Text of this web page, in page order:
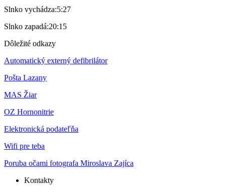
Slnko vychádza:5:27
Slnko zapadá:20:15
Dôležité odkazy
Automatický externý defibrilátor
Pošta Lazany
MAS Žiar
OZ Hornonitrie
Elektronická podateľňa
Wifi pre teba
Poruba očami fotografa Miroslava Zajíca
Kontakty